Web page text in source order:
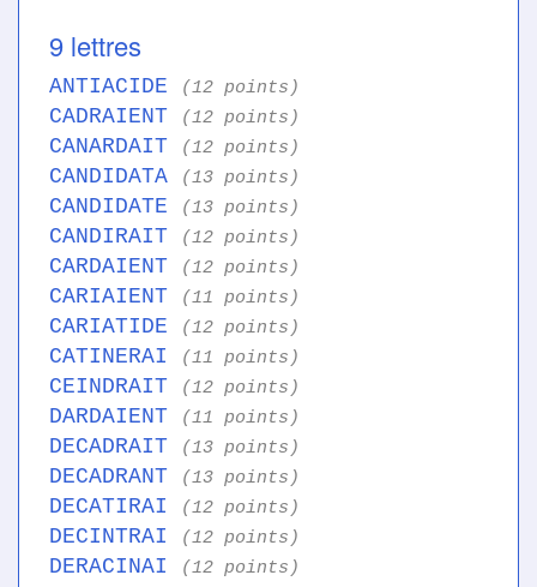
9 lettres
ANTIACIDE (12 points)
CADRAIENT (12 points)
CANARDAIT (12 points)
CANDIDATA (13 points)
CANDIDATE (13 points)
CANDIRAIT (12 points)
CARDAIENT (12 points)
CARIAIENT (11 points)
CARIATIDE (12 points)
CATINERAI (11 points)
CEINDRAIT (12 points)
DARDAIENT (11 points)
DECADRAIT (13 points)
DECADRANT (13 points)
DECATIRAI (12 points)
DECINTRAI (12 points)
DERACINAI (12 points)